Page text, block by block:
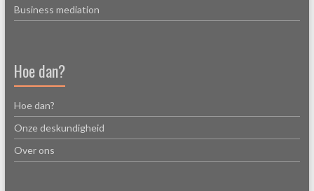
Business mediation
Hoe dan?
Hoe dan?
Onze deskundigheid
Over ons